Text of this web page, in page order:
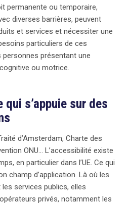
permanente ou temporaire,
diverses barrières, peuvent
et services et nécessiter une
particuliers de ces
présentant une
ou motrice.
s’appuie sur des
d’Amsterdam, Charte des
ONU… L’accessibilité existe
en particulier dans l’UE. Ce qui
champ d’application. Là où les
services publics, elles
privés, notamment les